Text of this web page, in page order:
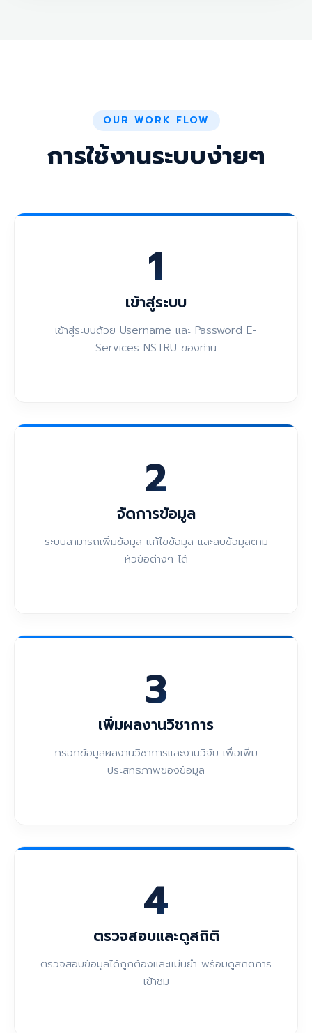
OUR WORK FLOW
การใช้งานระบบง่ายๆ
1
เข้าสู่ระบบ
เข้าสู่ระบบด้วย Username และ Password E-
Services NSTRU ของท่าน
2
จัดการข้อมูล
ระบบสามารถเพิ่มข้อมูล แก้ไขข้อมูล และลบข้อมูลตาม
หัวข้อต่างๆ ได้
3
เพิ่มผลงานวิชาการ
กรอกข้อมูลผลงานวิชาการและงานวิจัย เพื่อเพิ่ม
ประสิทธิภาพของข้อมูล
4
ตรวจสอบและดูสถิติ
ตรวจสอบข้อมูลได้ถูกต้องและแม่นยำ พร้อมดูสถิติการ
เข้าชม